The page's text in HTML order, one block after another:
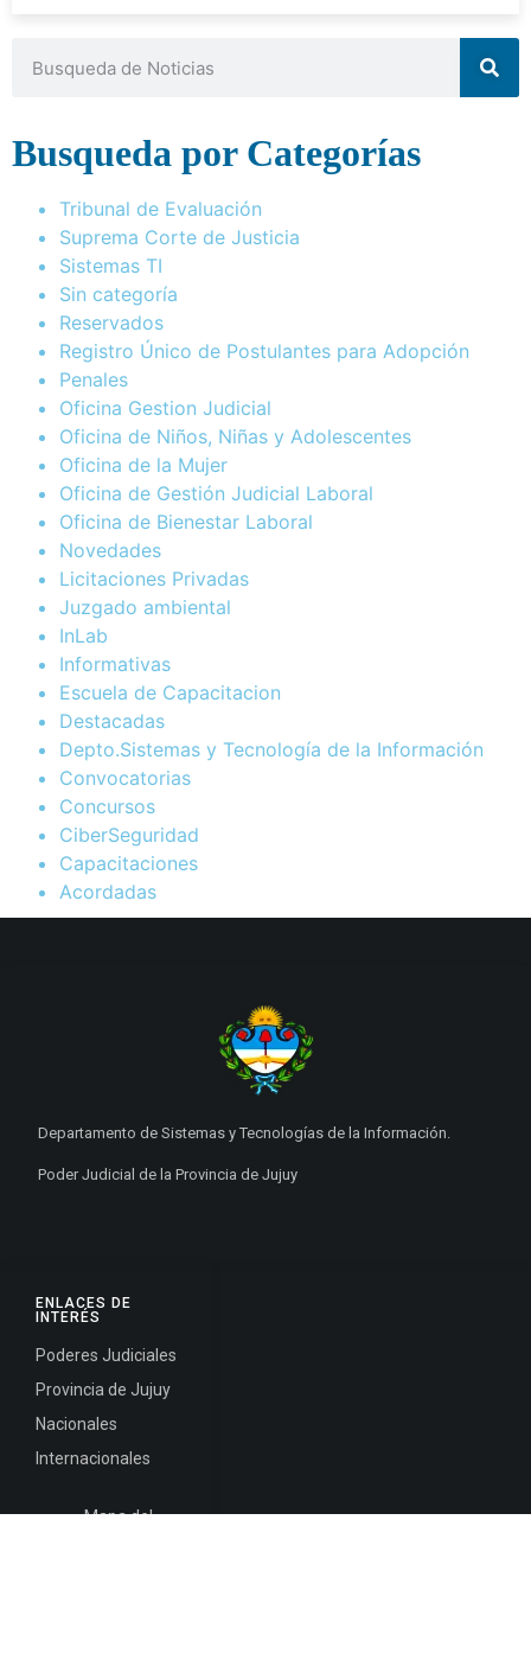
Busqueda por Categorías
Tribunal de Evaluación
Suprema Corte de Justicia
Sistemas TI
Sin categoría
Reservados
Registro Único de Postulantes para Adopción
Penales
Oficina Gestion Judicial
Oficina de Niños, Niñas y Adolescentes
Oficina de la Mujer
Oficina de Gestión Judicial Laboral
Oficina de Bienestar Laboral
Novedades
Licitaciones Privadas
Juzgado ambiental
InLab
Informativas
Escuela de Capacitacion
Destacadas
Depto.Sistemas y Tecnología de la Información
Convocatorias
Concursos
CiberSeguridad
Capacitaciones
Acordadas
ENLACES DE
INTERÉS
Poderes Judiciales
Provincia de Jujuy
Nacionales
Internacionales
Mapa del
Departamento de Sistemas y Tecnologías de la Información.
Poder Judicial de la Provincia de Jujuy